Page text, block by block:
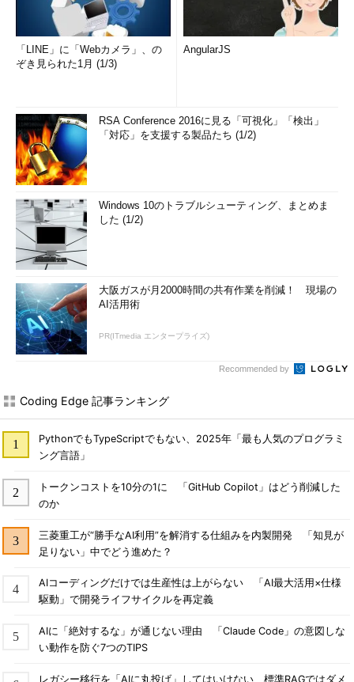
「LINE」に「Webカメラ」、の
ぞき見られた1月 (1/3)
AngularJS
RSA Conference 2016に見る「可視化」「検出」
「対応」を支援する製品たち (1/2)
Windows 10のトラブルシューティング、まとめま
した (1/2)
大阪ガスが月2000時間の共有作業を削減！ 現場の
AI活用術
PR(ITmedia エンタープライズ)
Recommended by
Coding Edge 記事ランキング
PythonでもTypeScriptでもない、2025年「最も人気のプログラミ
ング言語」
トークンコストを10分の1に 「GitHub Copilot」はどう削減した
のか
三菱重工が“勝手なAI利用”を解消する仕組みを内製開発 「知見が
足りない」中でどう進めた？
AIコーディングだけでは生産性は上がらない 「AI最大活用×仕様
駆動」で開発ライフサイクルを再定義
AIに「絶対するな」が通じない理由 「Claude Code」の意図しな
い動作を防ぐ7つのTIPS
レガシー移行を「AIに丸投げ」してはいけない 標準RAGではダメ